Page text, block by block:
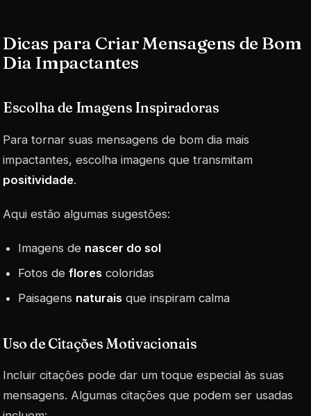
Dicas para Criar Mensagens de Bom
Dia Impactantes
Escolha de Imagens Inspiradoras
Para tornar suas mensagens de bom dia mais
impactantes, escolha imagens que transmitam
positividade.
Aqui estão algumas sugestões:
Imagens de nascer do sol
Fotos deflores coloridas
Paisagens naturais que inspiram calma
Uso de Citações Motivacionais
Incluir citações pode dar um toque especial às suas
mensagens. Algumas citações que podem ser usadas